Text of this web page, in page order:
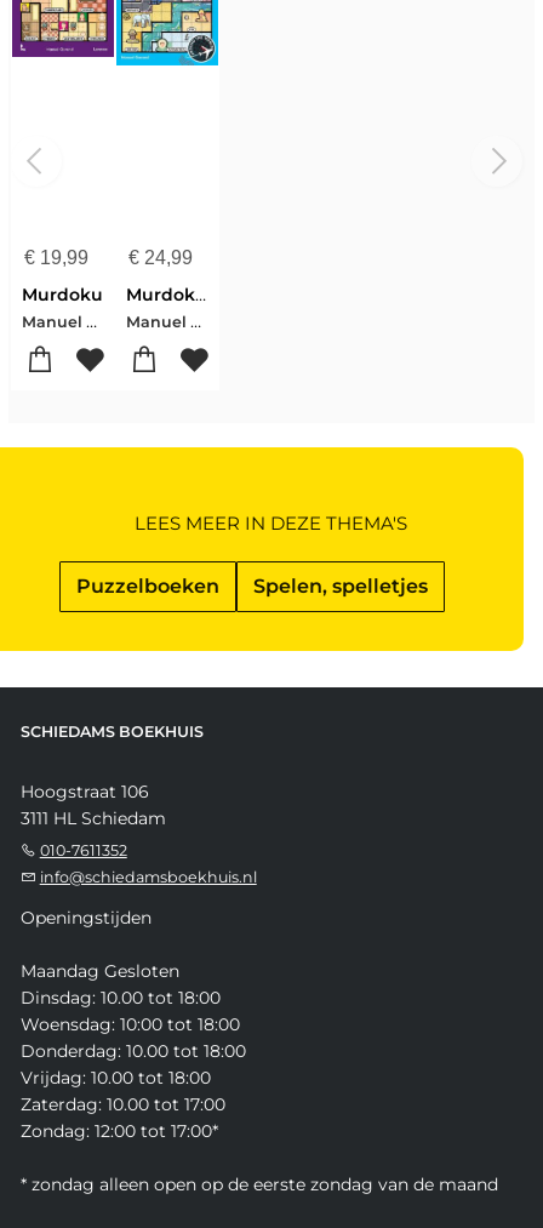
€19,99
Murdoku
Manuel Garand
€24,99
Murdoku Volume 3: Around the World
Manuel Garand
Puzzelboeken Spelen, spelletjes
LEES MEER IN DEZE THEMA'S
SCHIEDAMS BOEKHUIS
Hoogstraat 106
3111 HL Schiedam
010-7611352
info@schiedamsboekhuis.nl
Openingstijden
Maandag Gesloten
Dinsdag: 10.00 tot 18:00
Woensdag: 10:00 tot 18:00
Donderdag: 10.00 tot 18:00
Vrijdag: 10.00 tot 18:00
Zaterdag: 10.00 tot 17:00
Zondag: 12:00 tot 17:00*
* zondag alleen open op de eerste zondag van de maand